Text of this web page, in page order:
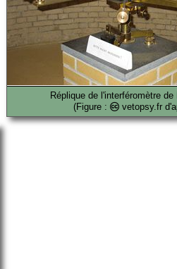
Réplique de l'interféromètre
(Figure :
vetopsy.fr